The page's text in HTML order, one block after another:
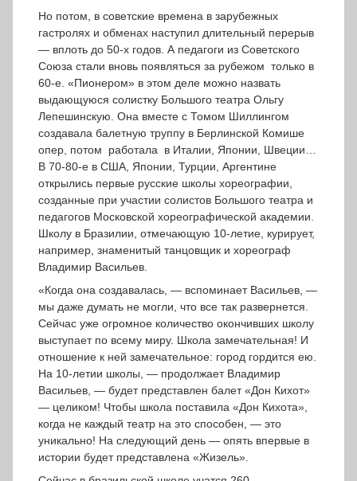
Но потом, в советские времена в зарубежных
гастролях и обменах наступил длительный перерыв
— вплоть до 50-х годов. А педагоги из Советского
Союза стали вновь появляться за рубежом только в
60-е. «Пионером» в этом деле можно назвать
выдающуюся солистку Большого театра Ольгу
Лепешинскую. Она вместе с Томом Шиллингом
создавала балетную труппу в Берлинской Комише
опер, потом работала в Италии, Японии, Швеции…
В 70-80-е в США, Японии, Турции, Аргентине
открылись первые русские школы хореографии,
созданные при участии солистов Большого театра и
педагогов Московской хореографической академии.
Школу в Бразилии, отмечающую 10-летие, курирует,
например, знаменитый танцовщик и хореограф
Владимир Васильев.
«Когда она создавалась, — вспоминает Васильев, —
мы даже думать не могли, что все так развернется.
Сейчас уже огромное количество окончивших школу
выступает по всему миру. Школа замечательная! И
отношение к ней замечательное: город гордится ею.
На 10-летии школы, — продолжает Владимир
Васильев, — будет представлен балет «Дон Кихот»
— целиком! Чтобы школа поставила «Дон Кихота»,
когда не каждый театр на это способен, — это
уникально! На следующий день — опять впервые в
истории будет представлена «Жизель».